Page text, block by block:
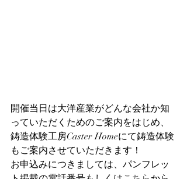
開催当日は大洋産業がどんな会社か知
っていただくためのご案内をはじめ、
鋳造体験工房Caster Homeにて鋳造体験
もご案内させていただきます！
お申込みにつきましては、パンフレッ